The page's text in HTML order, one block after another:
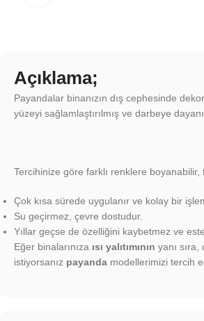
Açıklama;
Payandalar binanızın dış cephesinde
yüzeyi sağlamlaştırılmış ve darbeye
Tercihinize göre farklı renklere boyanabilir,
Çok kısa sürede uygulanır ve kolay bir
Su geçirmez, çevre dostudur.
Yıllar geçse de özelliğini kaybetmez ve
Eğer binalarınıza ısı yalıtımının yanı
istiyorsanız payanda modellerimizi tercih